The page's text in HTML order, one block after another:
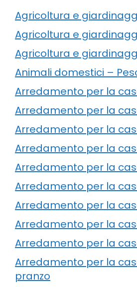
Agricoltura e
Agricoltura e
Agricoltura e
Animali domestici –
Arredamento per la
Arredamento per la
Arredamento per la
Arredamento per la
Arredamento per la
Arredamento per la
Arredamento per la
Arredamento per la
Arredamento per la
Arredamento per la
pranzo